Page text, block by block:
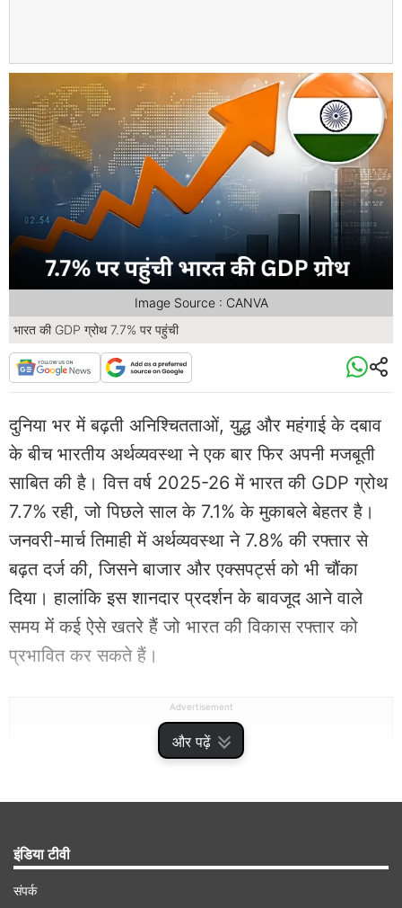
और पढ़ें
भारत की GDP ग्रोथ 7.7% पर पहुंची
Image Source : CANVA
दुनिया भर में बढ़ती अनिश्चितताओं, युद्ध और महंगाई के दबाव
के बीच भारतीय अर्थव्यवस्था ने एक बार फिर अपनी मजबूती
साबित की है। वित्त वर्ष 2025-26 में भारत की GDP ग्रोथ
7.7% रही, जो पिछले साल के 7.1% के मुकाबले बेहतर है।
जनवरी-मार्च तिमाही में अर्थव्यवस्था ने 7.8% की रफ्तार से
बढ़त दर्ज की, जिसने बाजार और एक्सपर्ट्स को भी चौंका
दिया। हालांकि इस शानदार प्रदर्शन के बावजूद आने वाले
समय में कई ऐसे खतरे हैं जो भारत की विकास रफ्तार को
प्रभावित कर सकते हैं।
Advertisement
इंडिया टीवी
संपर्क